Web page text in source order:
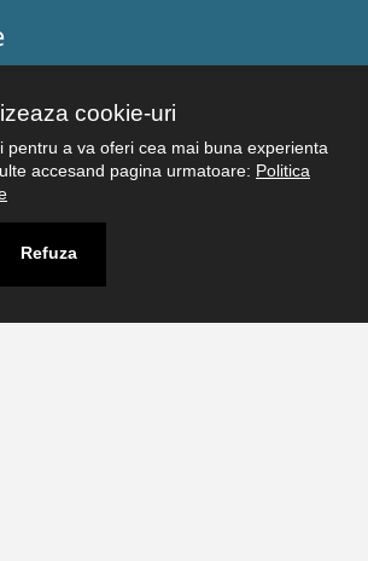
cookie-uri
pentru a va oferi cea mai buna experienta
accesand pagina urmatoare: Politica
Refuza